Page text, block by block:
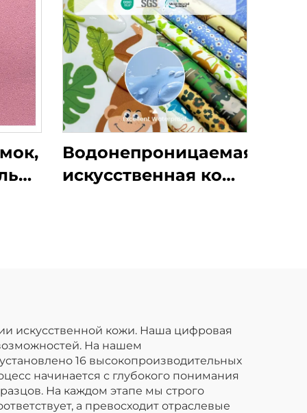
Водонепроницаемая
искусственная кожа
курток.
искусственной кожи. Наша цифровая
На нашем
16 высокопроизводительных
начинается с глубокого понимания
На каждом этапе мы строго
а превосходит отраслевые